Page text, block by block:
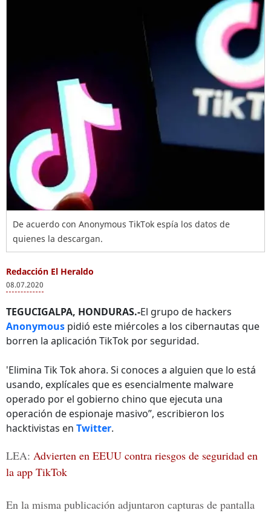
De acuerdo con Anonymous TikTok espía los datos de
quienes la descargan.
Redacción El Heraldo
08.07.2020
TEGUCIGALPA, HONDURAS.-El grupo de hackers
Anonymous pidió este miércoles a los cibernautas que
borren la aplicación TikTok por seguridad.
'Elimina Tik Tok ahora. Si conoces a alguien que lo está
usando, explícales que es esencialmente malware
operado por el gobierno chino que ejecuta una
operación de espionaje masivo”, escribieron los
hacktivistas en Twitter.
LEA: Advierten en EEUU contra riesgos de seguridad en
la app TikTok
En la misma publicación adjuntaron capturas de pantalla